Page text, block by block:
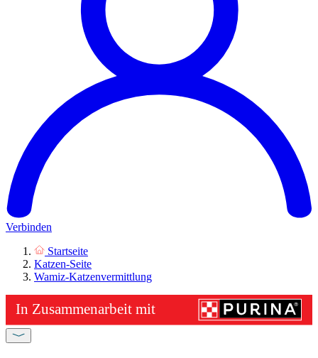
Verbinden
Startseite
Katzen-Seite
Wamiz-Katzenvermittlung